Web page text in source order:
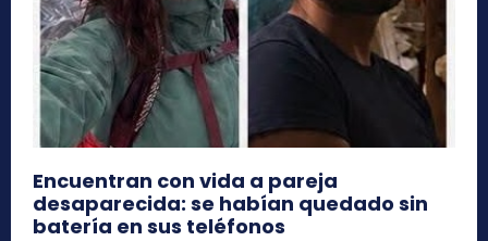
Encuentran con vida a pareja
desaparecida: se habían quedado sin
batería en sus teléfonos